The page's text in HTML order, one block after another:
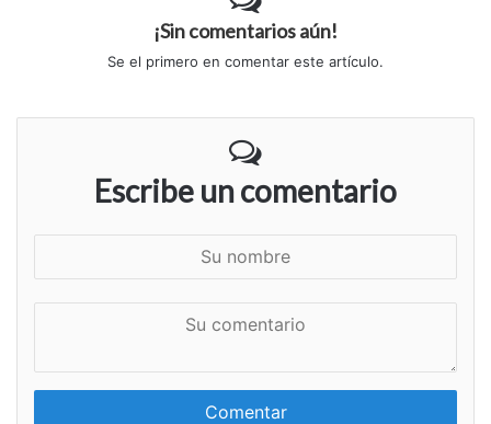
¡Sin comentarios aún!
Se el primero en comentar este artículo.
Escribe un comentario